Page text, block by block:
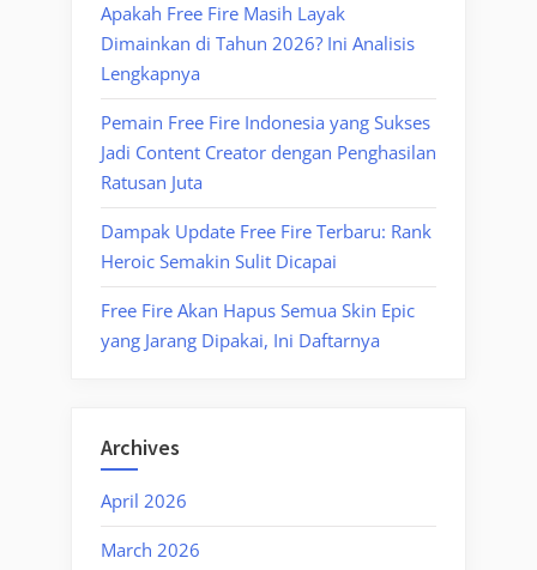
Apakah Free Fire Masih Layak
Dimainkan di Tahun 2026? Ini Analisis
Lengkapnya
Pemain Free Fire Indonesia yang Sukses
Jadi Content Creator dengan Penghasilan
Ratusan Juta
Dampak Update Free Fire Terbaru: Rank
Heroic Semakin Sulit Dicapai
Free Fire Akan Hapus Semua Skin Epic
yang Jarang Dipakai, Ini Daftarnya
Archives
April 2026
March 2026